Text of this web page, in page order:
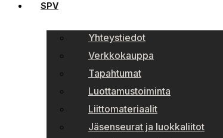
SPV
Yhteystiedot
Verkkokauppa
Tapahtumat
Luottamustoiminta
Liittomateriaalit
Jäsenseurat ja luokkaliitot